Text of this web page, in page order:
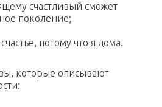
счастливый сможет
поколение;
потому что я дома.
которые описывают